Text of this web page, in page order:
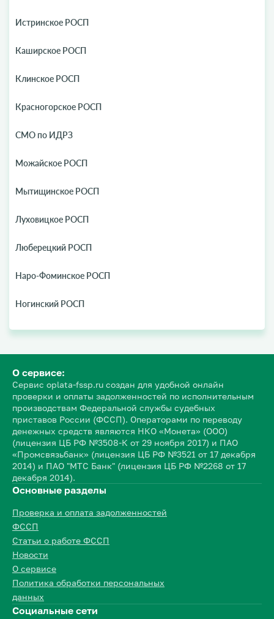
Истринское РОСП
Каширское РОСП
Клинское РОСП
Красногорское РОСП
СМО по ИДРЗ
Можайское РОСП
Мытищинское РОСП
Луховицкое РОСП
Люберецкий РОСП
Наро-Фоминское РОСП
Ногинский РОСП
О сервисе:
Сервис oplata-fssp.ru создан для удобной онлайн
проверки и оплаты задолженностей по исполнительным
производствам Федеральной службы судебных
приставов России (ФССП). Операторами по переводу
денежных средств являются НКО «Монета» (ООО)
(лицензия ЦБ РФ №3508-К от 29 ноября 2017) и ПАО
«Промсвязьбанк» (лицензия ЦБ РФ №3521 от 17 декабря
2014) и ПАО "МТС Банк" (лицензия ЦБ РФ №2268 от 17
декабря 2014).
Основные разделы
Проверка и оплата задолженностей
ФССП
Статьи о работе ФССП
Новости
О сервисе
Политика обработки персональных
данных
Социальные сети